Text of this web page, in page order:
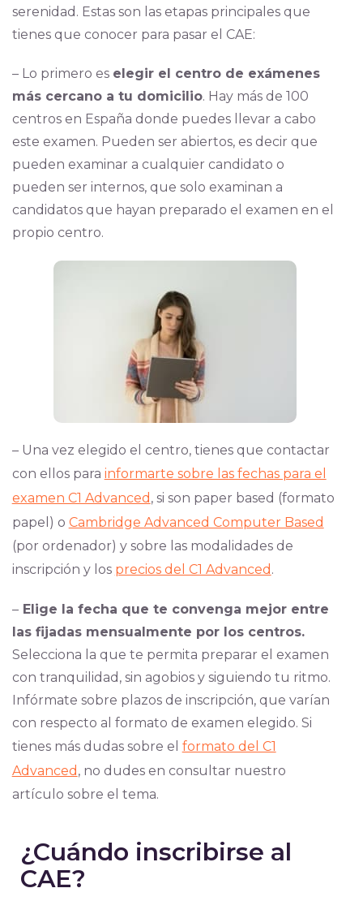
serenidad. Estas son las etapas principales que
tienes que conocer para pasar el CAE:
– Lo primero es elegir el centro de exámenes
más cercano a tu domicilio. Hay más de 100
centros en España donde puedes llevar a cabo
este examen. Pueden ser abiertos, es decir que
pueden examinar a cualquier candidato o
pueden ser internos, que solo examinan a
candidatos que hayan preparado el examen en el
propio centro.
– Una vez elegido el centro, tienes que contactar
con ellos para informarte sobre las fechas para el
examen C1 Advanced , si son paper based (formato
papel) o Cambridge Advanced Computer Based
(por ordenador) y sobre las modalidades de
inscripción y los precios del C1 Advanced .
–Elige la fecha que te convenga mejor entre
las fijadas mensualmente por los centros.
Selecciona la que te permita preparar el examen
con tranquilidad, sin agobios y siguiendo tu ritmo.
Infórmate sobre plazos de inscripción, que varían
con respecto al formato de examen elegido. Si
tienes más dudas sobre el formato del C1
Advanced , no dudes en consultar nuestro
artículo sobre el tema.
¿Cuándo inscribirse al
CAE?